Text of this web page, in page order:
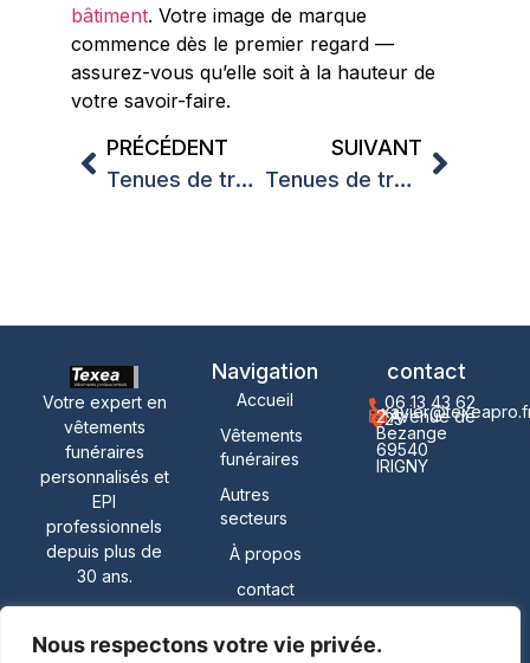
Nous respectons votre vie privée.
bâtiment. Votre image de marque
commence dès le premier regard —
assurez-vous qu’elle soit à la hauteur de
votre savoir-faire.
PRÉCÉDENT
Tenues de travail entreprise personnalisées : le guide complet pour une image professionnelle maîtrisée
SUIVANT
Tenues de travail secteur bâtiment Rhône : équipez vos équipes avec des vêtements professionnels adaptés
Votre expert en
vêtements
funéraires
personnalisés et
EPI
professionnels
depuis plus de
30 ans.
Navigation
Accueil
Vêtements
funéraires
Autres
secteurs
À propos
contact
contact
06 13 43 62
25
2 Avenue de
Bezange
69540
IRIGNY